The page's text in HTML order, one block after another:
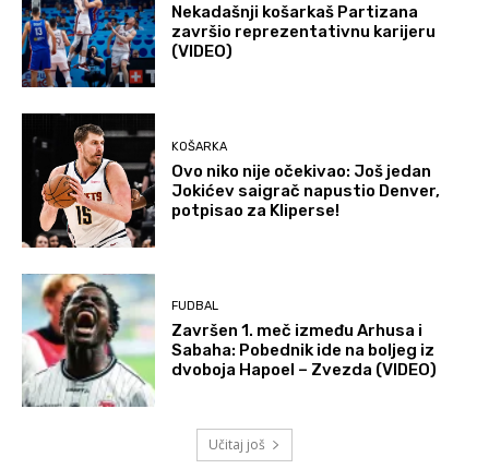
Nekadašnji košarkaš Partizana
završio reprezentativnu karijeru
(VIDEO)
KOŠARKA
Ovo niko nije očekivao: Još jedan
Jokićev saigrač napustio Denver,
potpisao za Kliperse!
FUDBAL
Završen 1. meč između Arhusa i
Sabaha: Pobednik ide na boljeg iz
dvoboja Hapoel – Zvezda (VIDEO)
Učitaj još